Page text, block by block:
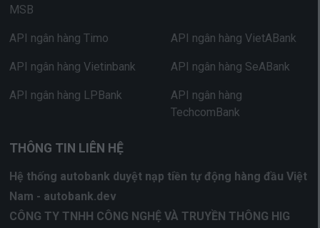
MSB
API ngân hàng Timo API ngân hàng VietABank
API ngân hàng Vietinbank API ngân hàng SeABank
API ngân hàng LPBank
API ngân hàng
TechcomBank
THÔNG TIN LIÊN HỆ
Hệ thống autobank duyệt nạp tiền tự động hàng đầu Việt
Nam - autobank.dev
CÔNG TY TNHH CÔNG NGHỆ VÀ TRUYỀN THÔNG HIG